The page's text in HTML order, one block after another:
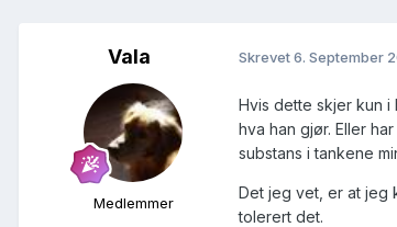
Vala
Medlemmer
Skrevet6. September
Hvis dette skjer kun i
hva han gjør. Eller
substans i tankene
Det jeg vet, er at jeg
tolerert det.